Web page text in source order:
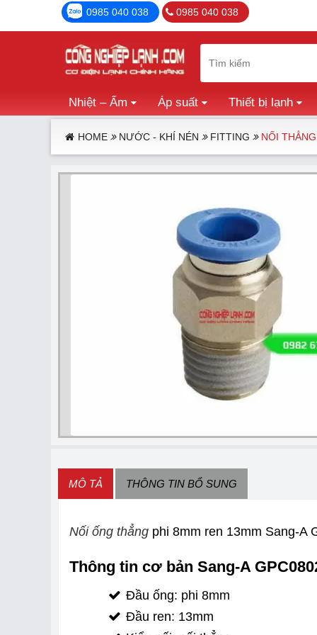
0985 040 038 0985 040 038
Nhiệt – Ẩm Áp suất Thiết bị lạnh
HOME NƯỚC - KHÍ NÉN FITTING NỐI
MÔ TẢ THÔNG TIN BỔ SUNG
Nối ống thẳng phi 8mm ren 13mm Sang-A
Thông tin cơ bản Sang-A
Đầu ống: phi 8mm
Đầu ren: 13mm